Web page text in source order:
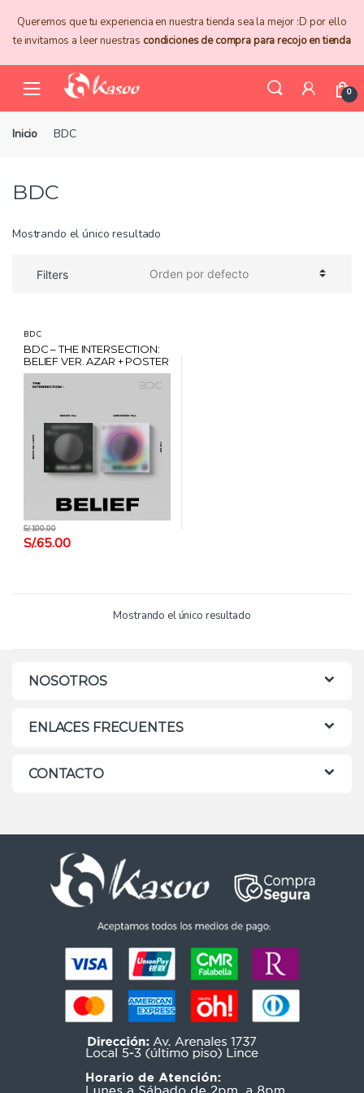
navigation
content
Queremos que tu experiencia en nuestra tienda sea la mejor :D por ello
te invitamos a leer nuestras condiciones de compra para recojo en tienda
0
Inicio BDC
BDC
Mostrando el único resultado
Filters
BDC
BDC – THE INTERSECTION:
BELIEF VER. AZAR + POSTER
+ CARD HANTEO
S/.65.00
S/.100.00
Mostrando el único resultado
NOSOTROS
ENLACES FRECUENTES
CONTACTO